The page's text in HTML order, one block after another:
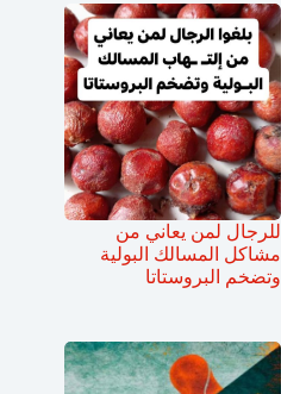
للرجال لمن يعاني من
مشاكل المسالك البولية
وتضخم البروستاتا